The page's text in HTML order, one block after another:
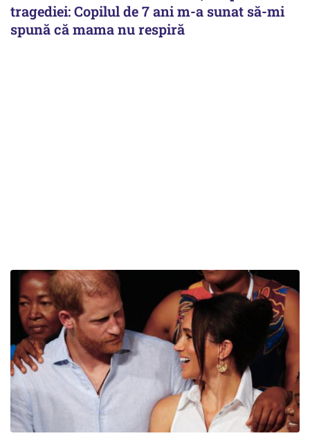
tragediei: Copilul de 7 ani m-a sunat să-mi
spună că mama nu respiră